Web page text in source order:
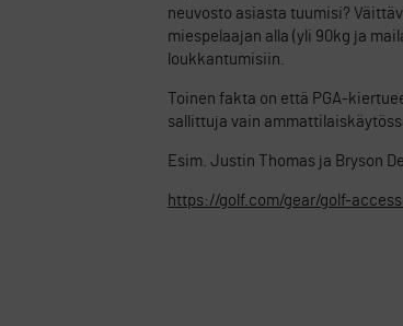
neuvosto asiasta tuumisi?
miespelaajan alla (yli 90kg ja
loukkantumisiin.
Toinen fakta on että PGA-
sallittuja vain
Esim. Justin Thomas ja Bryson
https://golf.com/gear/golf-